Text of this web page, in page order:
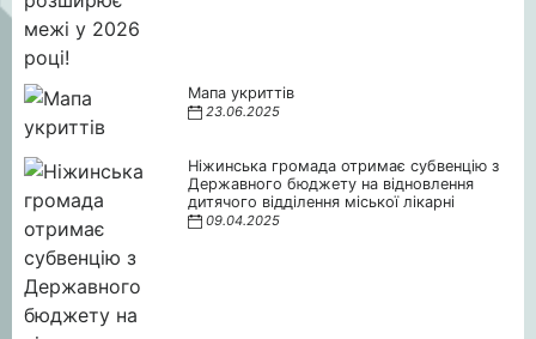
Мапа укриттів
23.06.2025
Ніжинська громада отримає субвенцію з
Державного бюджету на відновлення
дитячого відділення міської лікарні
09.04.2025